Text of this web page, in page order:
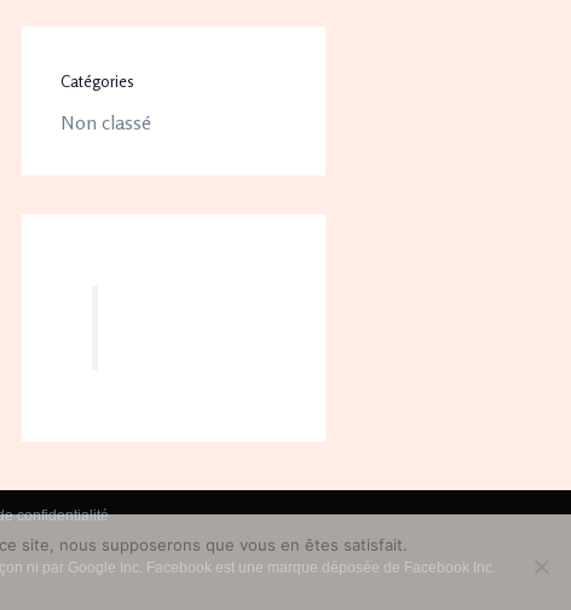
Catégories
Non classé
confidentialité
ni par Google Inc. Facebook est une marque déposée de Facebook Inc.
site, nous supposerons que vous en êtes satisfait.